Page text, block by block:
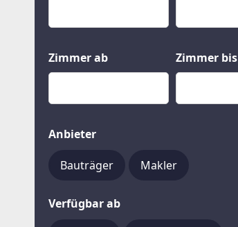
Zimmer ab Zimmer bis
Anbieter
Bauträger Makler
Verfügbar ab